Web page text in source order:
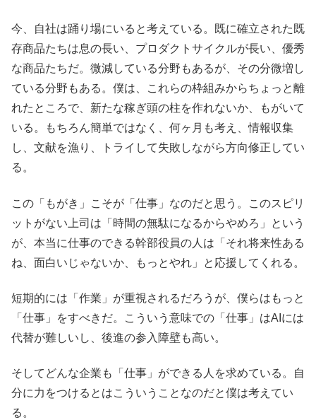
今、自社は踊り場にいると考えている。既に確立された既
存商品たちは息の長い、プロダクトサイクルが長い、優秀
な商品たちだ。微減している分野もあるが、その分微増し
ている分野もある。僕は、これらの枠組みからちょっと離
れたところで、新たな稼ぎ頭の柱を作れないか、もがいて
いる。もちろん簡単ではなく、何ヶ月も考え、情報収集
し、文献を漁り、トライして失敗しながら方向修正してい
る。
この「もがき」こそが「仕事」なのだと思う。このスピリ
ットがない上司は「時間の無駄になるからやめろ」という
が、本当に仕事のできる幹部役員の人は「それ将来性ある
ね、面白いじゃないか、もっとやれ」と応援してくれる。
短期的には「作業」が重視されるだろうが、僕らはもっと
「仕事」をすべきだ。こういう意味での「仕事」はAIには
代替が難しいし、後進の参入障壁も高い。
そしてどんな企業も「仕事」ができる人を求めている。自
分に力をつけるとはこういうことなのだと僕は考えてい
る。